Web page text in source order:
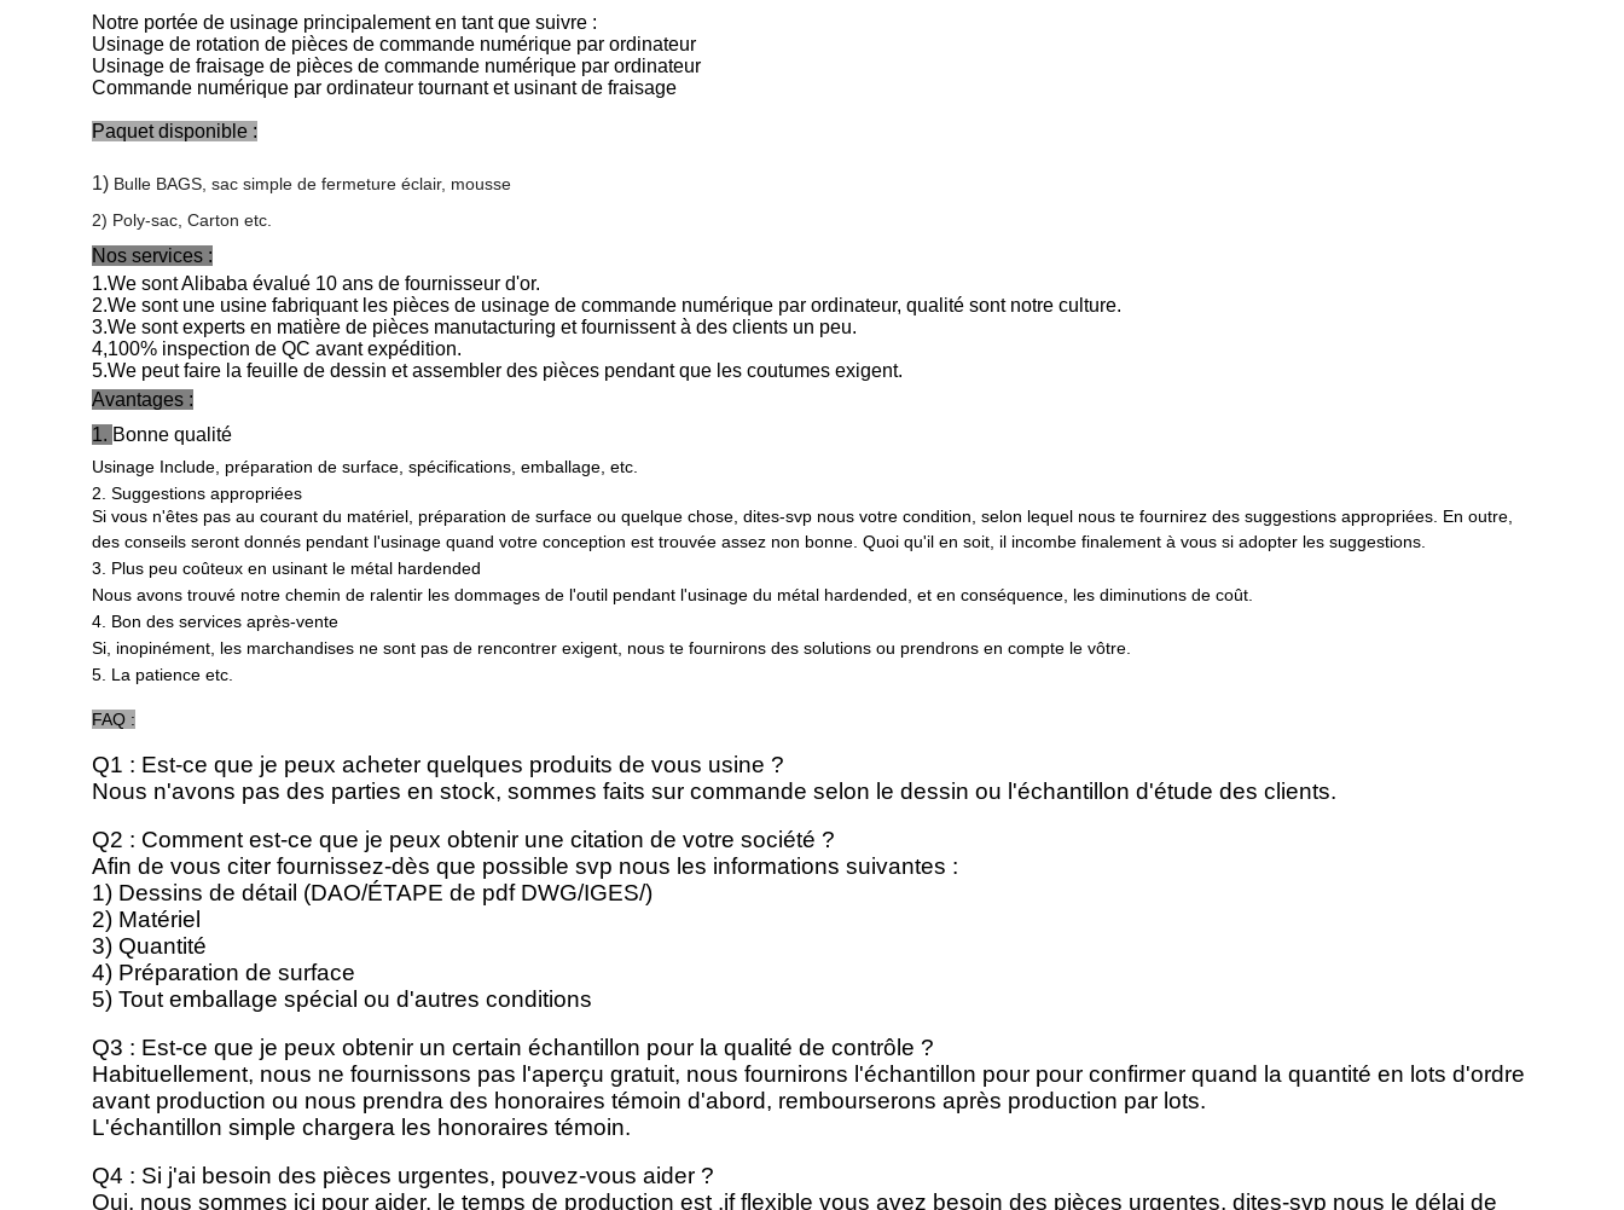
Notre portée de usinage principalement en tant que suivre :
Usinage de rotation de pièces de commande numérique par ordinateur
Usinage de fraisage de pièces de commande numérique par ordinateur
Commande numérique par ordinateur tournant et usinant de fraisage
Paquet disponible :
1) Bulle BAGS, sac simple de fermeture éclair, mousse
2) Poly-sac, Carton etc.
Nos services :
1.We sont Alibaba évalué 10 ans de fournisseur d'or.
2.We sont une usine fabriquant les pièces de usinage de commande numérique par ordinateur, qualité sont notre culture.
3.We sont experts en matière de pièces manutacturing et fournissent à des clients un peu.
4,100% inspection de QC avant expédition.
5.We peut faire la feuille de dessin et assembler des pièces pendant que les coutumes exigent.
Avantages :
1. Bonne qualité
Usinage Include, préparation de surface, spécifications, emballage, etc.
2. Suggestions appropriées
Si vous n'êtes pas au courant du matériel, préparation de surface ou quelque chose, dites-svp nous votre condition, selon lequel nous te fournirez des suggestions appropriées. En outre,
des conseils seront donnés pendant l'usinage quand votre conception est trouvée assez non bonne. Quoi qu'il en soit, il incombe finalement à vous si adopter les suggestions.
3. Plus peu coûteux en usinant le métal hardended
Nous avons trouvé notre chemin de ralentir les dommages de l'outil pendant l'usinage du métal hardended, et en conséquence, les diminutions de coût.
4. Bon des services après-vente
Si, inopinément, les marchandises ne sont pas de rencontrer exigent, nous te fournirons des solutions ou prendrons en compte le vôtre.
5. La patience etc.
FAQ :
Q1 : Est-ce que je peux acheter quelques produits de vous usine ?
Nous n'avons pas des parties en stock, sommes faits sur commande selon le dessin ou l'échantillon d'étude des clients.
Q2 : Comment est-ce que je peux obtenir une citation de votre société ?
Afin de vous citer fournissez-dès que possible svp nous les informations suivantes :
1) Dessins de détail (DAO/ÉTAPE de pdf DWG/IGES/)
2) Matériel
3) Quantité
4) Préparation de surface
5) Tout emballage spécial ou d'autres conditions
Q3 : Est-ce que je peux obtenir un certain échantillon pour la qualité de contrôle ?
Habituellement, nous ne fournissons pas l'aperçu gratuit, nous fournirons l'échantillon pour pour confirmer quand la quantité en lots d'ordre
avant production ou nous prendra des honoraires témoin d'abord, rembourserons après production par lots.
L'échantillon simple chargera les honoraires témoin.
Q4 : Si j'ai besoin des pièces urgentes, pouvez-vous aider ?
Oui, nous sommes ici pour aider. le temps de production est .if flexible vous avez besoin des pièces urgentes, dites-svp nous le délai de